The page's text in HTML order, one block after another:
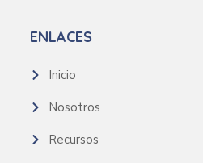
ENLACES
Inicio
Nosotros
Recursos